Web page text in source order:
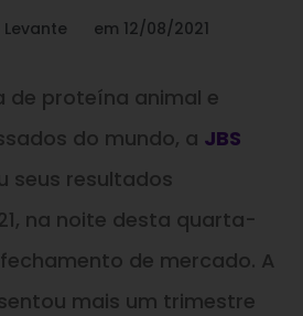
Levante em 12/08/2021
de proteína animal e
do mundo, a JBS
seus resultados
na noite desta quarta-
de mercado. A
mais um trimestre